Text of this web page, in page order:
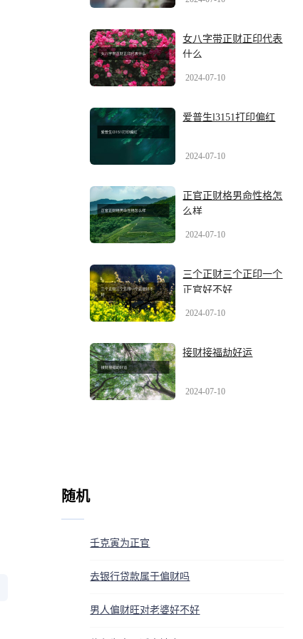
女八字带正财正印代表
什么
2024-07-10
爱普生l3151打印偏红
2024-07-10
正官正财格男命性格怎
么样
2024-07-10
三个正财三个正印一个
正官好不好
2024-07-10
接财接福劫好运
2024-07-10
随机
壬克寅为正官
去银行贷款属于偏财吗
男人偏财旺对老婆好不好